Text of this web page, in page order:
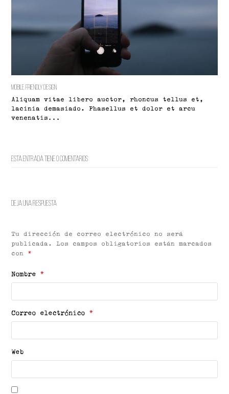
Mobile Friendly Design
Aliquam vitae libero auctor, rhoncus tellus et,
lacinia demasiado. Phasellus et dolor et arcu
venenatis…
Esta entrada tiene 0 comentarios
Deja una respuesta
Tu dirección de correo electrónico no será
publicada.
Los campos obligatorios están marcados
con *
Nombre *
Correo electrónico *
Web